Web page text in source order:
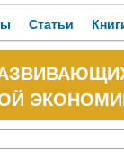
Статьи